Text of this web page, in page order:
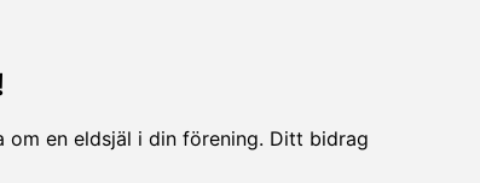
en eldsjäl i din förening. Ditt bidrag